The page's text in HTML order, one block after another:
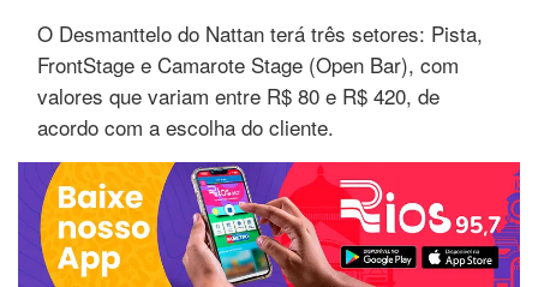
O Desmanttelo do Nattan terá três setores: Pista,
FrontStage e Camarote Stage (Open Bar), com
valores que variam entre R$ 80 e R$ 420, de
acordo com a escolha do cliente.